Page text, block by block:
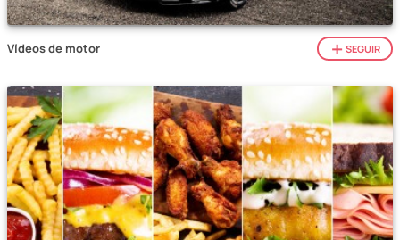
Vídeos de motor SEGUIR